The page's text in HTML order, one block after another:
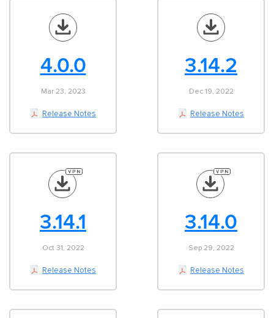
4.0.0
Mar 23, 2023
Release Notes
3.14.2
Dec 19, 2022
Release Notes
3.14.1
Oct 31, 2022
Release Notes
3.14.0
Sep 29, 2022
Release Notes